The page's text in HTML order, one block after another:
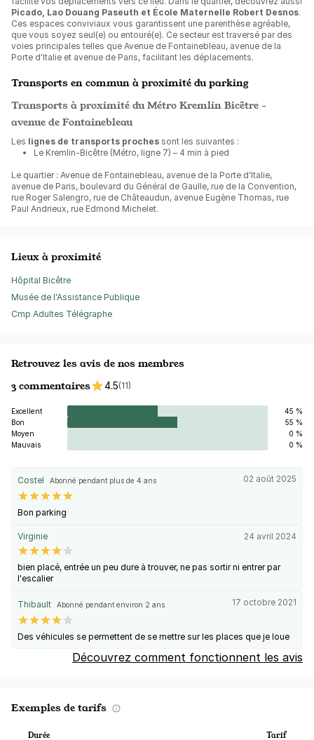
Picado, Lao Douang Paseuth et École Maternelle Robert Desnos.
Ces espaces conviviaux vous garantissent une parenthèse agréable,
que vous soyez seul(e) ou entouré(e). Ce secteur est traversé par des
voies principales telles que Avenue de Fontainebleau, avenue de la
Porte d'Italie et avenue de Paris, facilitant les déplacements.
Transports en commun à proximité du parking
Transports à proximité du Métro Kremlin Bicêtre -
avenue de Fontainebleau
Les lignes de transports proches sont les suivantes :
Le Kremlin-Bicêtre (Métro, ligne 7) – 4 min à pied
Le quartier : Avenue de Fontainebleau, avenue de la Porte d'Italie,
avenue de Paris, boulevard du Général de Gaulle, rue de la Convention,
rue Roger Salengro, rue de Châteaudun, avenue Eugène Thomas, rue
Paul Andrieux, rue Edmond Michelet.
Lieux à proximité
Hôpital Bicêtre
Musée de l'Assistance Publique
Cmp Adultes Télégraphe
Retrouvez les avis de nos membres
3 commentaires
4.5(11)
Excellent
45 %
Bon
55 %
Moyen
0 %
Mauvais
0 %
Costel Abonné pendant plus de 4 ans 02 août 2025
Bon parking
Virginie 24 avril 2024
bien placé, entrée un peu dure à trouver, ne pas sortir ni entrer par
l'escalier
Thibault Abonné pendant environ 2 ans 17 octobre 2021
Des véhicules se permettent de se mettre sur les places que je loue
Découvrez comment fonctionnent les avis
Exemples de tarifs
Durée Tarif